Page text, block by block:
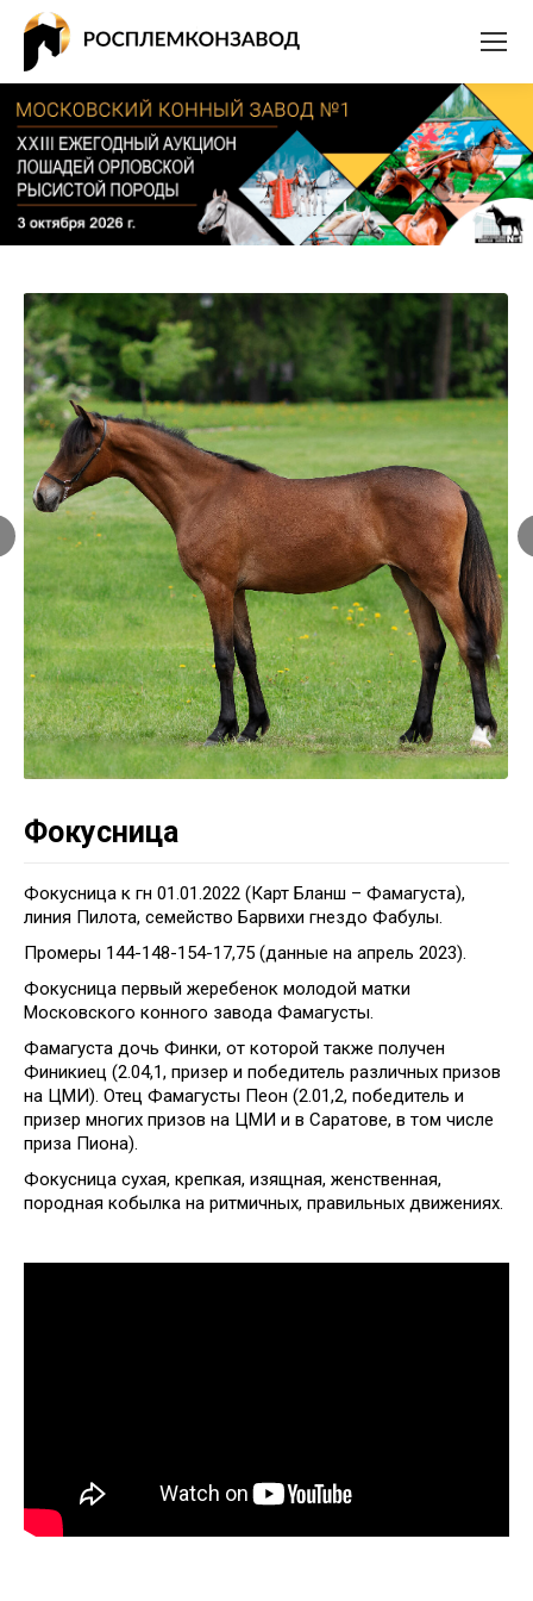
Фокусница
Фокусница к гн 01.01.2022 (Карт Бланш – Фамагуста),
линия Пилота, семейство Барвихи гнездо Фабулы.
Промеры 144-148-154-17,75 (данные на апрель 2023).
Фокусница первый жеребенок молодой матки
Московского конного завода Фамагусты.
Фамагуста дочь Финки, от которой также получен
Финикиец (2.04,1, призер и победитель различных призов
на ЦМИ). Отец Фамагусты Пеон (2.01,2, победитель и
призер многих призов на ЦМИ и в Саратове, в том числе
приза Пиона).
Фокусница сухая, крепкая, изящная, женственная,
породная кобылка на ритмичных, правильных движениях.